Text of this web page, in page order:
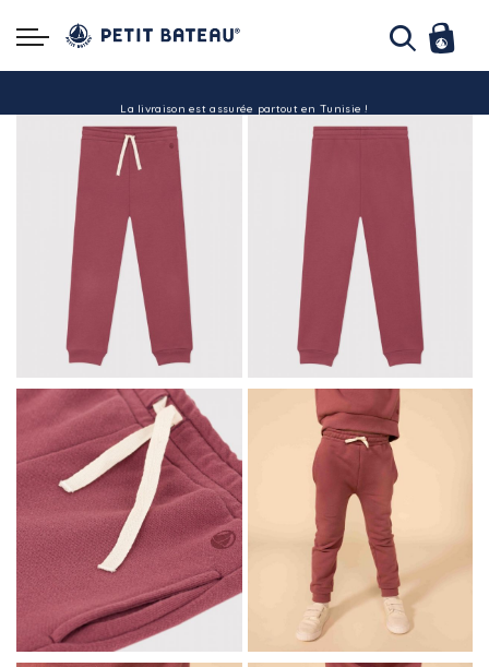
-10% pour tout paiement par carte bancaire (hors promo)